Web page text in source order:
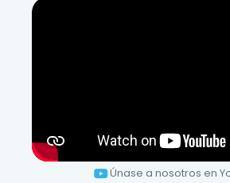
Únase a nosotros en